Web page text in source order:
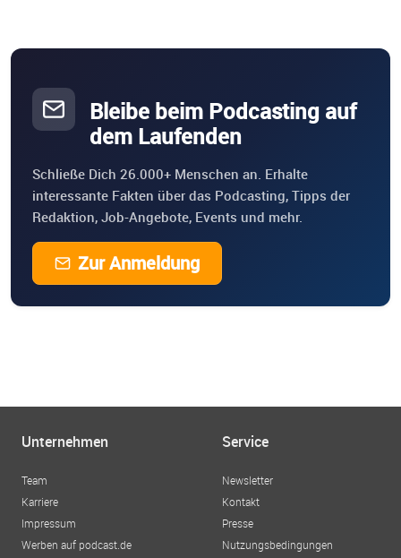
Bleibe beim Podcasting auf
dem Laufenden
Schließe Dich 26.000+ Menschen an. Erhalte
interessante Fakten über das Podcasting, Tipps der
Redaktion, Job-Angebote, Events und mehr.
Zur Anmeldung
Unternehmen
Team
Karriere
Impressum
Werben auf podcast.de
Service
Newsletter
Kontakt
Presse
Nutzungsbedingungen